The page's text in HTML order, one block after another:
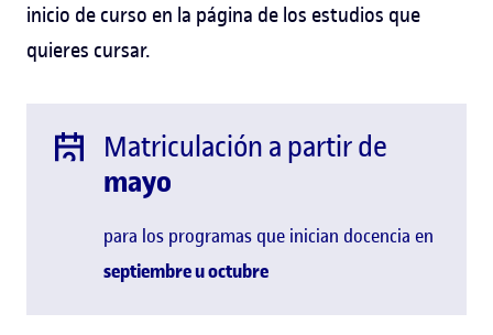
inicio de curso en la página de los estudios que
quieres cursar.
Matriculación a partir de
mayo
para los programas que inician docencia en
septiembre uoctubre